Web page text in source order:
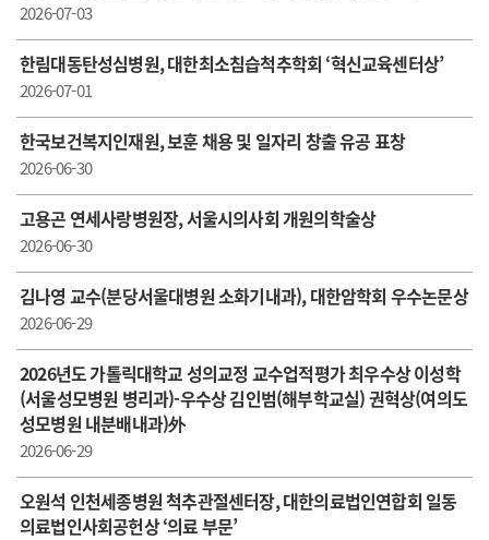
2026-07-03
한림대동탄성심병원, 대한최소침습척추학회 ‘혁신교육센터상’
2026-07-01
한국보건복지인재원, 보훈 채용 및 일자리 창출 유공 표창
2026-06-30
고용곤 연세사랑병원장, 서울시의사회 개원의학술상
2026-06-30
김나영 교수(분당서울대병원 소화기내과), 대한암학회 우수논문상
2026-06-29
2026년도 가톨릭대학교 성의교정 교수업적평가 최우수상 이성학
(서울성모병원 병리과)-우수상 김인범(해부학교실) 권혁상(여의도
성모병원 내분배내과)外
2026-06-29
오원석 인천세종병원 척추관절센터장, 대한의료법인연합회 일동
의료법인사회공헌상 ‘의료 부문’